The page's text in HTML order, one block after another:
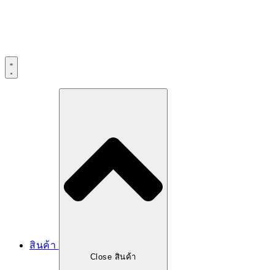
สินค้า
Close สินค้า